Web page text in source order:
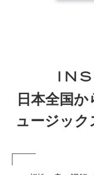
日本全国
ュージッ